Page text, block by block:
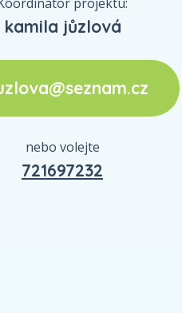
kamila jůzlová
nebo volejte
721697232